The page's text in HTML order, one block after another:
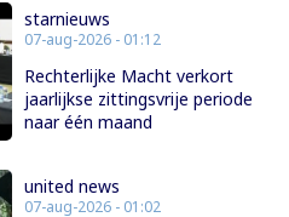
starnieuws
07-aug-2026 - 01:12
Rechterlijke Macht verkort
jaarlijkse zittingsvrije periode
naar één maand
united news
07-aug-2026 - 01:02